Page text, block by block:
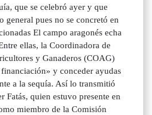
que se celebró ayer y que
general pues no se concretó en
El campo aragonés echa
ellas, la Coordinadora de
y Ganaderos (COAG)
y conceder ayudas
a la sequía. Así lo transmitió
Fatás, quien estuvo presente en
miembro de la Comisión